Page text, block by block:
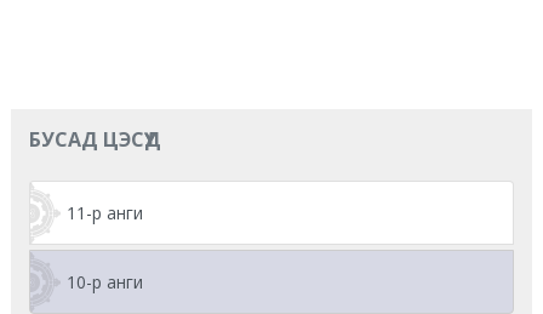
БУСАД ЦЭСҮҮД
11-р анги
10-р анги